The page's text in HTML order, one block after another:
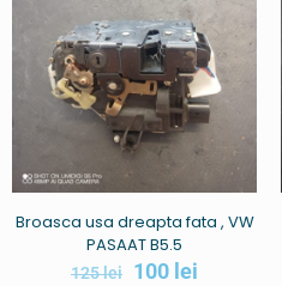
Broasca usa dreapta fata , VW
PASAAT B5.5
125lei 100 lei